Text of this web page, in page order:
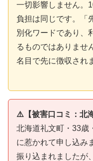
一切影響しません。
負担は同じです。「
別化ワードであり、
るものではありませ
名目で先に徴収され
⚠️【被害口コミ：北
北海道礼文町・33歳
に惹かれて申し込み
振り込まれましたが